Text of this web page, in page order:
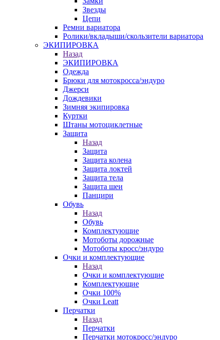
Звезды
Цепи
Ремни вариатора
Ролики/вкладыши/скользители вариатора
ЭКИПИРОВКА
Назад
ЭКИПИРОВКА
Одежда
Брюки для мотокросса/эндуро
Джерси
Дождевики
Зимняя экипировка
Куртки
Штаны мотоциклетные
Защита
Назад
Защита
Защита колена
Защита локтей
Защита тела
Защита шеи
Панцири
Обувь
Назад
Обувь
Комплектующие
Мотоботы дорожные
Мотоботы кросс/эндуро
Очки и комплектующие
Назад
Очки и комплектующие
Комплектующие
Очки 100%
Очки Leatt
Перчатки
Назад
Перчатки
Перчатки мотокросс/эндуро